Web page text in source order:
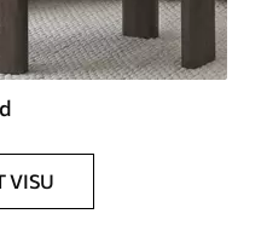
VISU